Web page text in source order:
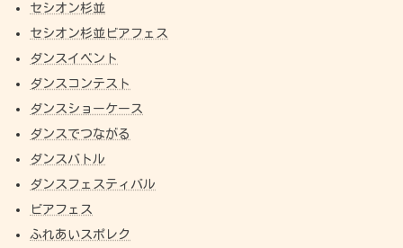
セシオン杉並
セシオン杉並ビアフェス
ダンスイベント
ダンスコンテスト
ダンスショーケース
ダンスでつながる
ダンスバトル
ダンスフェスティバル
ビアフェス
ふれあいスポレク